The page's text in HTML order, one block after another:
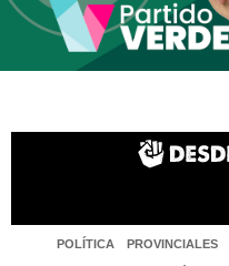
POLÍTICA PROVINCIALES